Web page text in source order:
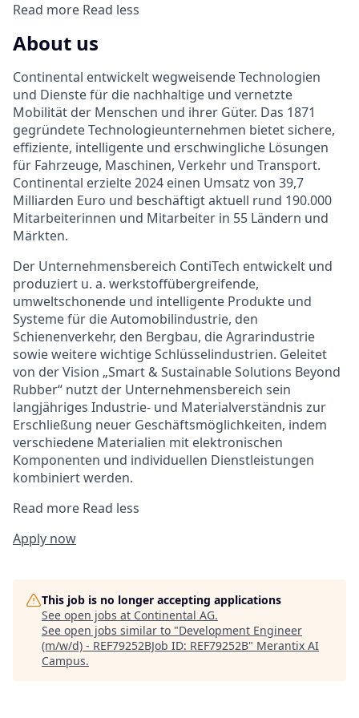
Read more Read less
About us
Continental entwickelt wegweisende Technologien
und Dienste für die nachhaltige und vernetzte
Mobilität der Menschen und ihrer Güter. Das 1871
gegründete Technologieunternehmen bietet sichere,
effiziente, intelligente und erschwingliche Lösungen
für Fahrzeuge, Maschinen, Verkehr und Transport.
Continental erzielte 2024 einen Umsatz von 39,7
Milliarden Euro und beschäftigt aktuell rund 190.000
Mitarbeiterinnen und Mitarbeiter in 55 Ländern und
Märkten.
Der Unternehmensbereich ContiTech entwickelt und
produziert u. a. werkstoffübergreifende,
umweltschonende und intelligente Produkte und
Systeme für die Automobilindustrie, den
Schienenverkehr, den Bergbau, die Agrarindustrie
sowie weitere wichtige Schlüsselindustrien. Geleitet
von der Vision „Smart & Sustainable Solutions Beyond
Rubber“ nutzt der Unternehmensbereich sein
langjähriges Industrie- und Materialverständnis zur
Erschließung neuer Geschäftsmöglichkeiten, indem
verschiedene Materialien mit elektronischen
Komponenten und individuellen Dienstleistungen
kombiniert werden.
Read more Read less
Apply now
This job is no longer accepting applications
See open jobs at Continental AG.
See open jobs similar to "Development Engineer
(m/w/d) - REF79252BJob ID: REF79252B" Merantix AI
Campus.